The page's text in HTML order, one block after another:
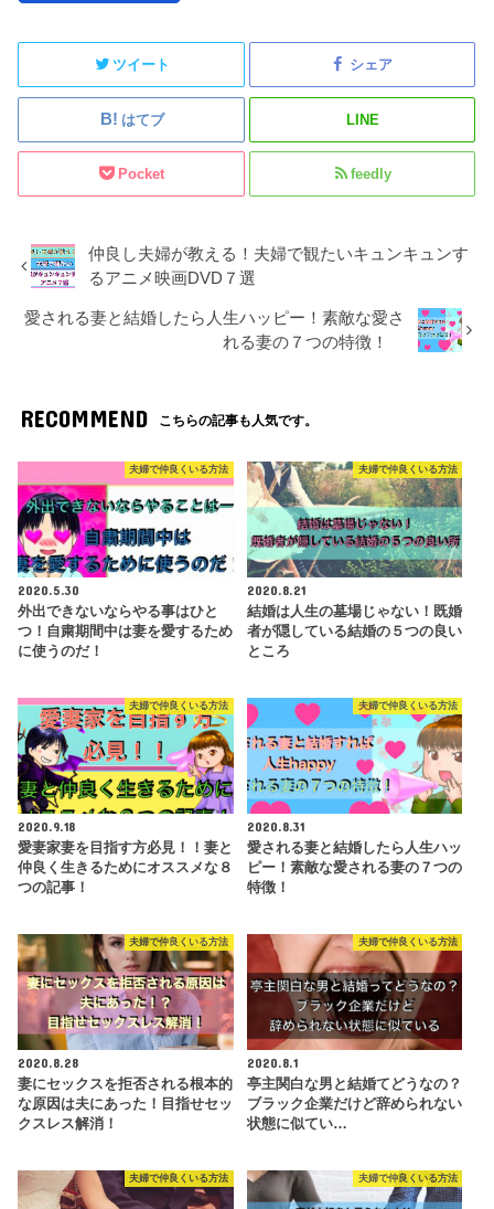
ツイート シェア
はてブ LINE
Pocket feedly
仲良し夫婦が教える！夫婦で観たいキュンキュンす
るアニメ映画DVD７選
愛される妻と結婚したら人生ハッピー！素敵な愛さ
れる妻の７つの特徴！
RECOMMEND こちらの記事も人気です。
夫婦で仲良くいる方法
2020.5.30
外出できないならやる事はひと
つ！自粛期間中は妻を愛するため
に使うのだ！
夫婦で仲良くいる方法
2020.8.21
結婚は人生の墓場じゃない！既婚
者が隠している結婚の５つの良い
ところ
夫婦で仲良くいる方法
2020.9.18
愛妻家妻を目指す方必見！！妻と
仲良く生きるためにオススメな８
つの記事！
夫婦で仲良くいる方法
2020.8.31
愛される妻と結婚したら人生ハッ
ピー！素敵な愛される妻の７つの
特徴！
夫婦で仲良くいる方法
2020.8.28
妻にセックスを拒否される根本的
な原因は夫にあった！目指せセッ
クスレス解消！
夫婦で仲良くいる方法
2020.8.1
亭主関白な男と結婚てどうなの？
ブラック企業だけど辞められない
状態に似てい…
夫婦で仲良くいる方法 夫婦で仲良くいる方法